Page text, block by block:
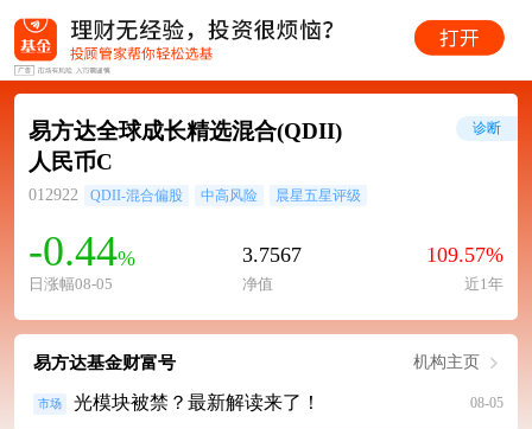
易方达全球成长精选混合(QDII)
人民币C
012922 QDII-混合偏股 中高风险 晨星五星评级
-0.44%
日涨幅08-05
3.7567
净值
109.57%
近1年
诊断
易方达基金财富号 机构主页
市场 光模块被禁？最新解读来了！ 08-05